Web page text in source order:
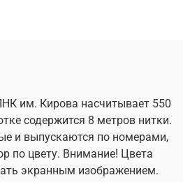
им. Кирова насчитывает 550
содержится 8 метров нитки.
и выпускаются по номерами,
по цвету. Внимание! Цвета
экранным изображением.